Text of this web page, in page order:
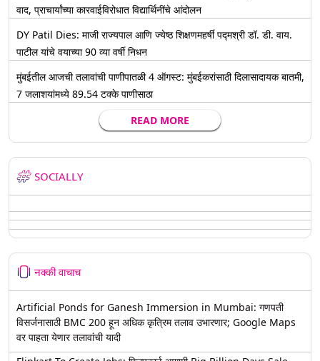
वाद, प्राचार्यांच्या कारवाईविरोधात विद्यार्थिनींचे आंदोलन
DY Patil Dies: माजी राज्यपाल आणि ज्येष्ठ शिक्षणमहर्षी पद्मश्री डॉ. डी. वाय.
पाटील यांचे वयाच्या 90 व्या वर्षी निधन
मुंबईतील आजची तलावांची पाणीपातळी 4 ऑगस्ट: मुंबईकरांसाठी दिलासादायक बातमी,
7 जलाशयांमध्ये 89.54 टक्के पाणीसाठा
READ MORE
SOCIALLY
नक्की वाचाच
Artificial Ponds for Ganesh Immersion in Mumbai: गणपती
विसर्जनासाठी BMC 200 हून अधिक कृत्रिम तलाव उभारणार; Google Maps
वर पाहता येणार तलावांची यादी